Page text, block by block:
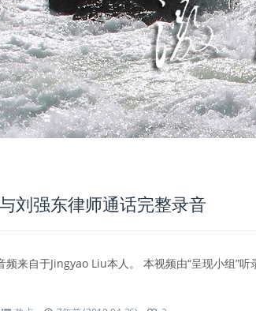
刘强东律师通话完整录音
频来自于Jingyao Liu本人。 本视频由“呈现小组”